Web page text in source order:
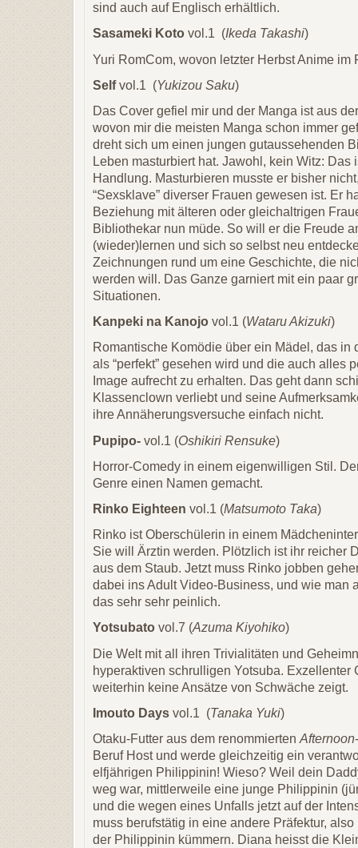
sind auch auf Englisch erhältlich.
Sasameki Koto vol.1 (Ikeda Takashi)
Yuri RomCom, wovon letzter Herbst Anime im
Selfvol.1 (Yukizou Saku)
Das Cover gefiel mir und der Manga ist aus
wovon mir die meisten Manga schon immer
dreht sich um einen jungen gutaussehenden
Leben masturbiert hat. Jawohl, kein Witz: Das
Handlung. Masturbieren musste er bisher
“Sexsklave” diverser Frauen gewesen ist. Er
Beziehung mit älteren oder gleichaltrigen
Bibliothekar nun müde. So will er die Freude
(wieder)lernen und sich so selbst neu
Zeichnungen rund um eine Geschichte, die
werden will. Das Ganze garniert mit ein paar
Situationen.
Kanpeki na Kanojo vol.1 (Wataru Akizuki)
Romantische Komödie über ein Mädel, das in
als “perfekt” gesehen wird und die auch alles
Image aufrecht zu erhalten. Das geht dann
Klassenclown verliebt und seine
ihre Annäherungsversuche einfach nicht.
Pupipo- vol.1 (Oshikiri Rensuke)
Horror-Comedy in einem eigenwilligen Stil.
Genre einen Namen gemacht.
Rinko Eighteen vol.1 (Matsumoto Taka)
Rinko ist Oberschülerin in einem
Sie will Ärztin werden. Plötzlich ist ihr reicher
aus dem Staub. Jetzt muss Rinko jobben
dabei ins Adult Video-Business, und wie man
das sehr sehr peinlich.
Yotsubato vol.7 (Azuma Kiyohiko)
Die Welt mit all ihren Trivialitäten und
hyperaktiven schrulligen Yotsuba. Exzellenter
weiterhin keine Ansätze von Schwäche zeigt.
Imouto Days vol.1 (Tanaka Yuki)
Otaku-Futter aus dem renommierten Afternoon
Beruf Host und werde gleichzeitig ein
elfjährigen Philippinin! Wieso? Weil dein
weg war, mittlerweile eine junge Philippinin
und die wegen eines Unfalls jetzt auf der
muss berufstätig in eine andere Präfektur,
der Philippinin kümmern. Diana heisst die